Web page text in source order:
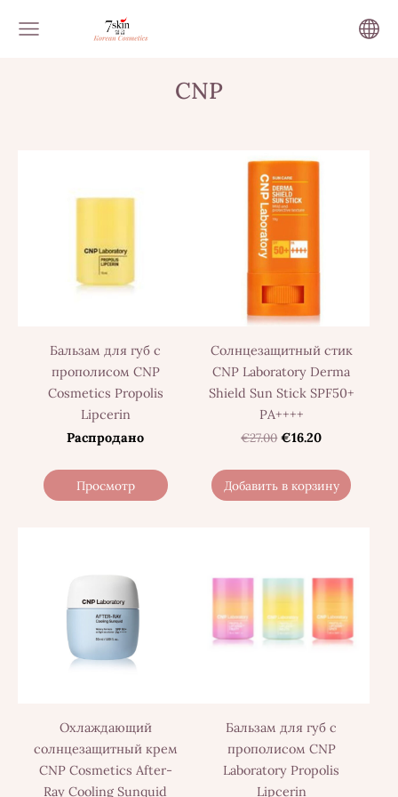
CNP
Бальзам для губ с
прополисом CNP
Cosmetics Propolis
Lipcerin
Распродано
Просмотр
Солнцезащитный стик
CNP Laboratory Derma
Shield Sun Stick SPF50+
PA++++
€27.00 €16.20
Добавить в корзину
Охлаждающий
солнцезащитный крем
CNP Cosmetics After-
Ray Cooling Sunquid
Бальзам для губ с
прополисом CNP
Laboratory Propolis
Lipcerin